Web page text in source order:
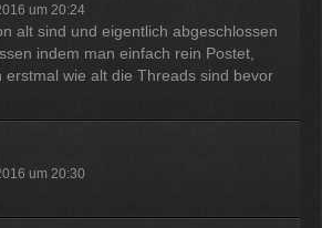
um 20:24
alt sind und eigentlich abgeschlossen
indem man einfach rein Postet,
erstmal wie alt die Threads sind bevor
um 20:30